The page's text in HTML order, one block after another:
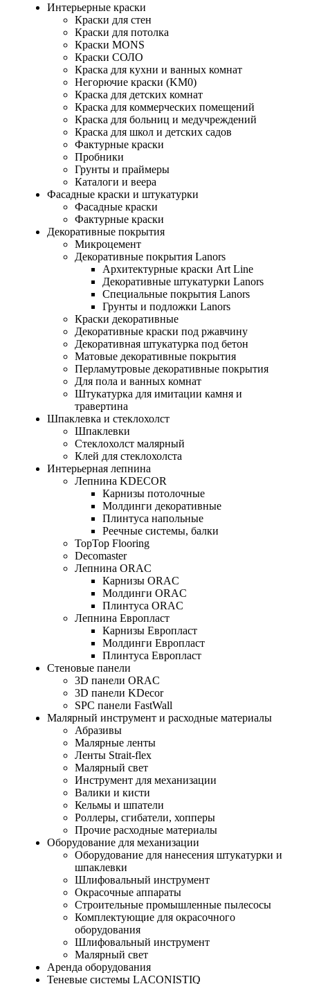
Интерьерные краски
Краски для стен
Краски для потолка
Краски MONS
Краски СОЛО
Краска для кухни и ванных комнат
Негорючие краски (KM0)
Краска для детских комнат
Краска для коммерческих помещений
Краска для больниц и медучреждений
Краска для школ и детских садов
Фактурные краски
Пробники
Грунты и праймеры
Каталоги и веера
Фасадные краски и штукатурки
Фасадные краски
Фактурные краски
Декоративные покрытия
Микроцемент
Декоративные покрытия Lanors
Архитектурные краски Art Line
Декоративные штукатурки Lanors
Специальные покрытия Lanors
Грунты и подложки Lanors
Краски декоративные
Декоративные краски под ржавчину
Декоративная штукатурка под бетон
Матовые декоративные покрытия
Перламутровые декоративные покрытия
Для пола и ванных комнат
Штукатурка для имитации камня и
травертина
Шпаклевка и стеклохолст
Шпаклевки
Стеклохолст малярный
Клей для стеклохолста
Интерьерная лепнина
Лепнина KDECOR
Карнизы потолочные
Молдинги декоративные
Плинтуса напольные
Реечные системы, балки
TopTop Flooring
Decomaster
Лепнина ORAC
Карнизы ORAC
Молдинги ORAC
Плинтуса ORAC
Лепнина Европласт
Карнизы Европласт
Молдинги Европласт
Плинтуса Европласт
Стеновые панели
3D панели ORAC
3D панели KDecor
SPC панели FastWall
Малярный инструмент и расходные материалы
Абразивы
Малярные ленты
Ленты Strait-flex
Малярный свет
Инструмент для механизации
Валики и кисти
Кельмы и шпатели
Роллеры, сгибатели, хопперы
Прочие расходные материалы
Оборудование для механизации
Оборудование для нанесения штукатурки и
шпаклевки
Шлифовальный инструмент
Окрасочные аппараты
Строительные промышленные пылесосы
Комплектующие для окрасочного
оборудования
Шлифовальный инструмент
Малярный свет
Аренда оборудования
Теневые системы LACONISTIQ